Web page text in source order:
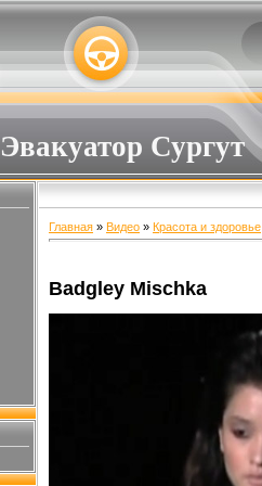
Эвакуатор Сургут
Главная » Видео » Красота и здоровье
Badgley Mischka